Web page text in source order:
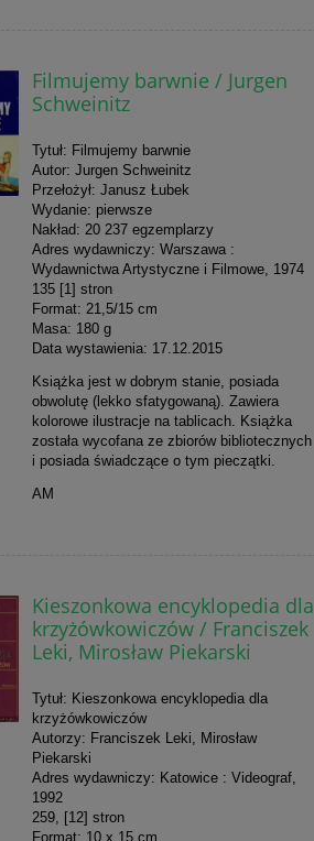
Filmujemy barwnie / Jurgen
Schweinitz
Tytuł: Filmujemy barwnie
Autor: Jurgen Schweinitz
Przełożył: Janusz Łubek
Wydanie: pierwsze
Nakład: 20 237 egzemplarzy
Adres wydawniczy: Warszawa :
Wydawnictwa Artystyczne i Filmowe, 1974
135 [1] stron
Format: 21,5/15 cm
Masa: 180 g
Data wystawienia: 17.12.2015
Książka jest w dobrym stanie, posiada
obwolutę (lekko sfatygowaną). Zawiera
kolorowe ilustracje na tablicach. Książka
została wycofana ze zbiorów bibliotecznych
i posiada świadczące o tym pieczątki.
AM
Kieszonkowa encyklopedia dla
krzyżówkowiczów / Franciszek
Leki, Mirosław Piekarski
Tytuł: Kieszonkowa encyklopedia dla
krzyżówkowiczów
Autorzy: Franciszek Leki, Mirosław
Piekarski
Adres wydawniczy: Katowice : Videograf,
1992
259, [12] stron
Format: 10 x 15 cm